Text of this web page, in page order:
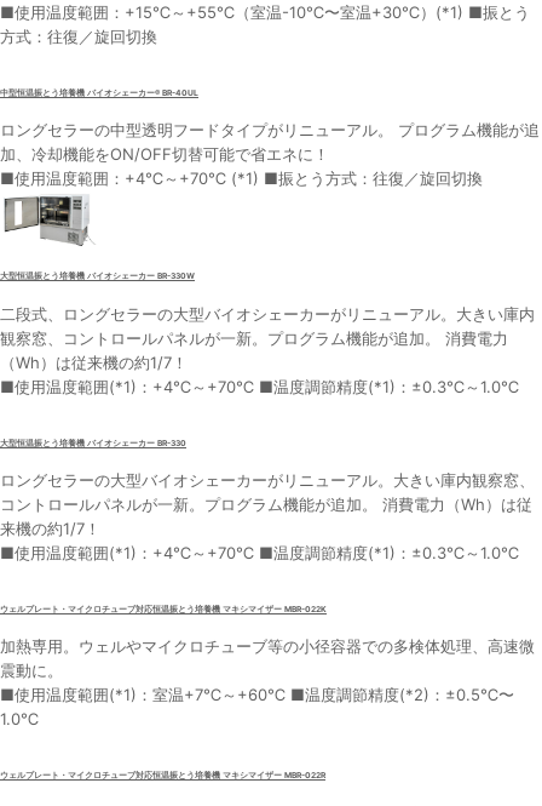
■使用温度範囲：+15℃～+55℃（室温-10℃〜室温+30℃）(*1) ■振とう
方式：往復／旋回切換
中型恒温振とう培養機 バイオシェーカー® BR-40UL
ロングセラーの中型透明フードタイプがリニューアル。 プログラム機能が追
加、冷却機能をON/OFF切替可能で省エネに！
■使用温度範囲：+4℃～+70℃ (*1) ■振とう方式：往復／旋回切換
大型恒温振とう培養機 バイオシェーカー BR-330W
二段式、ロングセラーの大型バイオシェーカーがリニューアル。大きい庫内
観察窓、コントロールパネルが一新。プログラム機能が追加。 消費電力
（Wh）は従来機の約1/7！
■使用温度範囲(*1)：+4℃～+70℃ ■温度調節精度(*1)：±0.3℃～1.0℃
大型恒温振とう培養機 バイオシェーカー BR-330
ロングセラーの大型バイオシェーカーがリニューアル。大きい庫内観察窓、
コントロールパネルが一新。プログラム機能が追加。 消費電力（Wh）は従
来機の約1/7！
■使用温度範囲(*1)：+4℃～+70℃ ■温度調節精度(*1)：±0.3℃～1.0℃
ウェルプレート・マイクロチューブ対応恒温振とう培養機 マキシマイザー MBR-022K
加熱専用。ウェルやマイクロチューブ等の小径容器での多検体処理、高速微
震動に。
■使用温度範囲(*1)：室温+7℃～+60℃ ■温度調節精度(*2)：±0.5℃〜
1.0℃
ウェルプレート・マイクロチューブ対応恒温振とう培養機 マキシマイザー MBR-022R